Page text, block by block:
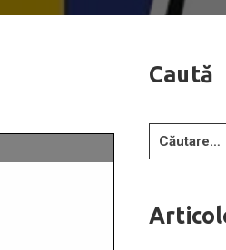
Caută